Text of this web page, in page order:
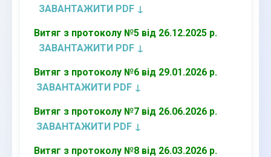
ЗАВАНТАЖИТИ PDF ↓
Витяг з протоколу №5 від 26.12.2025 р.
ЗАВАНТАЖИТИ PDF ↓
Витяг з протоколу №6 від 29.01.2026 р.
ЗАВАНТАЖИТИ PDF ↓
Витяг з протоколу №7 від 26.06.2026 р.
ЗАВАНТАЖИТИ PDF ↓
Витяг з протоколу №8 від 26.03.2026 р.